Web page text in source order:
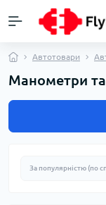
Автотовари
Манометри та